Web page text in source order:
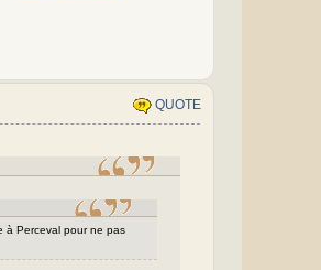
QUOTE
à Perceval pour ne pas